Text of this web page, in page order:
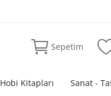
Sepetim
Hobi Kitapları Sanat -